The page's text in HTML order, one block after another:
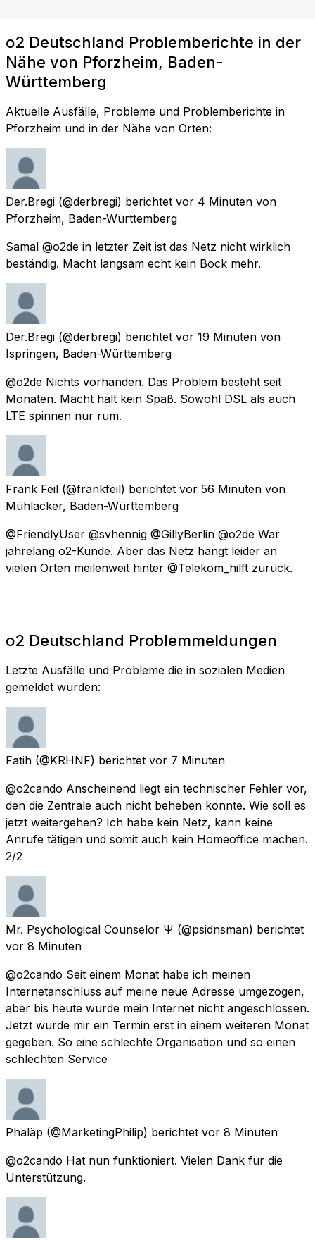
o2 Deutschland Problemberichte in der
Nähe von Pforzheim, Baden-
Württemberg
Aktuelle Ausfälle, Probleme und Problemberichte in
Pforzheim und in der Nähe von Orten:
Der.Bregi (@derbregi) berichtet vor 4 Minuten von
Pforzheim, Baden-Württemberg
Samal @o2de in letzter Zeit ist das Netz nicht wirklich
beständig. Macht langsam echt kein Bock mehr.
Der.Bregi (@derbregi) berichtet vor 19 Minuten von
Ispringen, Baden-Württemberg
@o2de Nichts vorhanden. Das Problem besteht seit
Monaten. Macht halt kein Spaß. Sowohl DSL als auch
LTE spinnen nur rum.
Frank Feil (@frankfeil) berichtet vor 56 Minuten von
Mühlacker, Baden-Württemberg
@FriendlyUser @svhennig @GillyBerlin @o2de War
jahrelang o2-Kunde. Aber das Netz hängt leider an
vielen Orten meilenweit hinter @Telekom_hilft zurück.
o2 Deutschland Problemmeldungen
Letzte Ausfälle und Probleme die in sozialen Medien
gemeldet wurden:
Fatih (@KRHNF) berichtet vor 7 Minuten
@o2cando Anscheinend liegt ein technischer Fehler vor,
den die Zentrale auch nicht beheben konnte. Wie soll es
jetzt weitergehen? Ich habe kein Netz, kann keine
Anrufe tätigen und somit auch kein Homeoffice machen.
2/2
Mr. Psychological Counselor Ψ (@psidnsman) berichtet
vor 8 Minuten
@o2cando Seit einem Monat habe ich meinen
Internetanschluss auf meine neue Adresse umgezogen,
aber bis heute wurde mein Internet nicht angeschlossen.
Jetzt wurde mir ein Termin erst in einem weiteren Monat
gegeben. So eine schlechte Organisation und so einen
schlechten Service
Phäläp (@MarketingPhilip) berichtet vor 8 Minuten
@o2cando Hat nun funktioniert. Vielen Dank für die
Unterstützung.